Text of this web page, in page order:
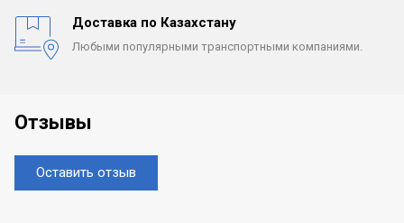
Доставка по Казахстану
Любыми популярными транспортными компаниями.
Отзывы
Оставить отзыв